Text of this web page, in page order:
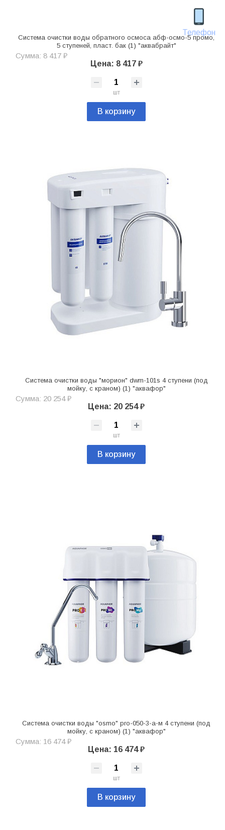
Телефон
Система очистки воды обратного осмоса абф-осмо-5 промо,
5 ступеней, пласт. бак (1) "аквабрайт"
Сумма: 8 417 ₽
Цена: 8 417 ₽
шт
В корзину
Система очистки воды "морион" dwm-101s 4 ступени (под
мойку, с краном) (1) "аквафор"
Сумма: 20 254 ₽
Цена: 20 254 ₽
шт
В корзину
Система очистки воды "osmo" pro-050-3-а-м 4 ступени (под
мойку, с краном) (1) "аквафор"
Сумма: 16 474 ₽
Цена: 16 474 ₽
шт
В корзину